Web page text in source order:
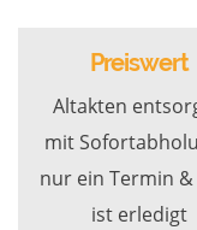
Preiswert
Altakten
mit
nur ein Termin &
ist erledigt